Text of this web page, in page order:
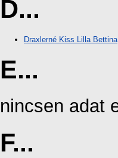
D...
Draxlerné Kiss Lilla Bettina
E...
nincsen adat
F...